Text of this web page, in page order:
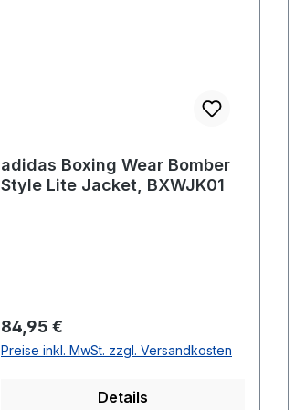
adidas Boxing Wear Bomber
Style Lite Jacket, BXWJK01
Regulärer Preis:
84,95 €
Preise inkl. MwSt. zzgl. Versandkosten
Details